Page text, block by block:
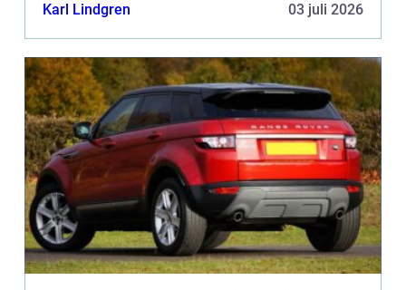
Karl Lindgren 03 juli 2026